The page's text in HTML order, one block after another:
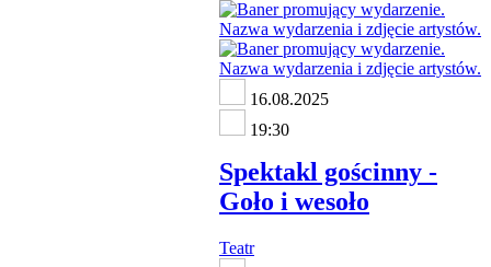
16.08.2025
19:30
Spektakl gościnny -
Goło i wesoło
Teatr